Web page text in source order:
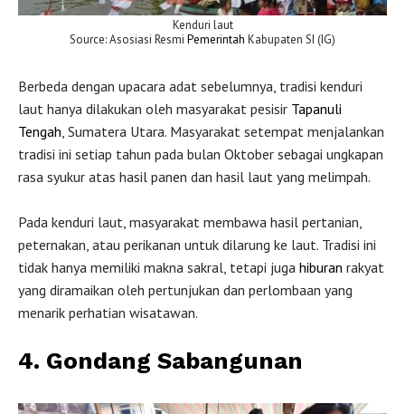
Kenduri laut
Source: Asosiasi Resmi Pemerintah Kabupaten SI (IG)
Berbeda dengan upacara adat sebelumnya, tradisi kenduri
laut hanya dilakukan oleh masyarakat pesisir Tapanuli
Tengah , Sumatera Utara. Masyarakat setempat menjalankan
tradisi ini setiap tahun pada bulan Oktober sebagai ungkapan
rasa syukur atas hasil panen dan hasil laut yang melimpah.
Pada kenduri laut, masyarakat membawa hasil pertanian,
peternakan, atau perikanan untuk dilarung ke laut. Tradisi ini
tidak hanya memiliki makna sakral, tetapi juga hiburan rakyat
yang diramaikan oleh pertunjukan dan perlombaan yang
menarik perhatian wisatawan.
4. Gondang Sabangunan